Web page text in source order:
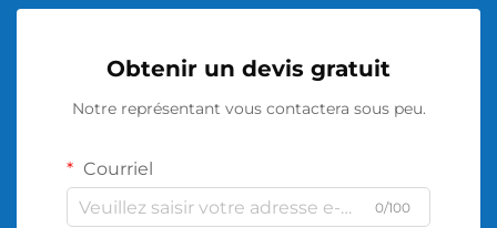
Obtenir un devis gratuit
Notre représentant vous contactera sous peu.
Courriel
0/100